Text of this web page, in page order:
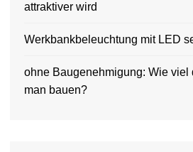
attraktiver wird
Werkbankbeleuchtung mit LED
ohne Baugenehmigung: Wie viel
man bauen?